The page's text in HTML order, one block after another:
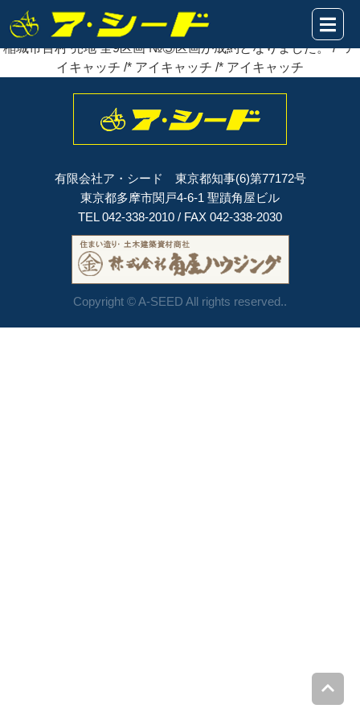
2022年07月19日
稲城市百村 売地 全9区画 №⑤区画が
となりました。
稲城市百村 売地 全9区画 №⑤区画が成約となりました。 /* ア
イキャッチ /* アイキャッチ /* アイキャッチ
有限会社ア・シード 東京都知事(6)第77172号
東京都多摩市関戸4-6-1 聖蹟角屋ビル
TEL 042-338-2010 / FAX 042-338-2030
Copyright © A-SEED All rights reserved..